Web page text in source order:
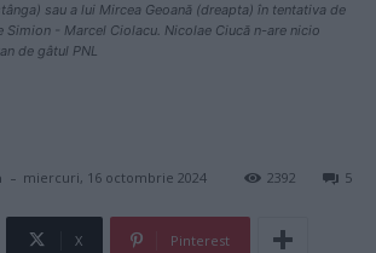
sau a lui Mircea Geoană (dreapta) în tentativa de
Simion - Marcel Ciolacu. Nicolae Ciucă n-are nicio
de gâtul PNL
- miercuri, 16 octombrie 2024 5
2392
X Pinterest